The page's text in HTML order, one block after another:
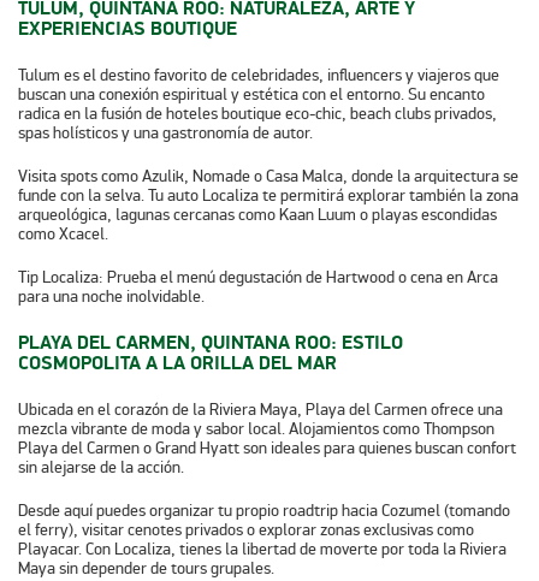
TULUM, QUINTANA ROO: NATURALEZA, ARTE Y
EXPERIENCIAS BOUTIQUE
Tulum es el destino favorito de celebridades, influencers y viajeros que
buscan una conexión espiritual y estética con el entorno. Su encanto
radica en la fusión de hoteles boutique eco-chic, beach clubs privados,
spas holísticos y una gastronomía de autor.
Visita spots como Azulik, Nomade o Casa Malca, donde la arquitectura se
funde con la selva. Tu auto Localiza te permitirá explorar también la zona
arqueológica, lagunas cercanas como Kaan Luum o playas escondidas
como Xcacel.
Tip Localiza: Prueba el menú degustación de Hartwood o cena en Arca
para una noche inolvidable.
PLAYA DEL CARMEN, QUINTANA ROO: ESTILO
COSMOPOLITA A LA ORILLA DEL MAR
Ubicada en el corazón de la Riviera Maya, Playa del Carmen ofrece una
mezcla vibrante de moda y sabor local. Alojamientos como Thompson
Playa del Carmen o Grand Hyatt son ideales para quienes buscan confort
sin alejarse de la acción.
Desde aquí puedes organizar tu propio roadtrip hacia Cozumel (tomando
el ferry), visitar cenotes privados o explorar zonas exclusivas como
Playacar. Con Localiza, tienes la libertad de moverte por toda la Riviera
Maya sin depender de tours grupales.